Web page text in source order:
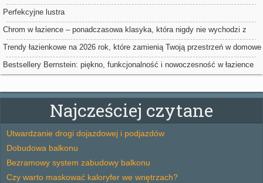
Perfekcyjne lustra
Chrom w łazience – ponadczasowa klasyka, która nigdy nie wychodzi z
mody
Trendy łazienkowe na 2026 rok, które zamienią Twoją przestrzeń w domowe
spa
Bestsellery Bernstein: piękno, funkcjonalność i nowoczesność w łazience
Najcześciej czytane
Utwardzanie drogi dojazdowej i podjazdów
Dobudowa balkonu
Bezramowy system zabudowy balkonu
Czy warto maskować kaloryfer we wnętrzach?